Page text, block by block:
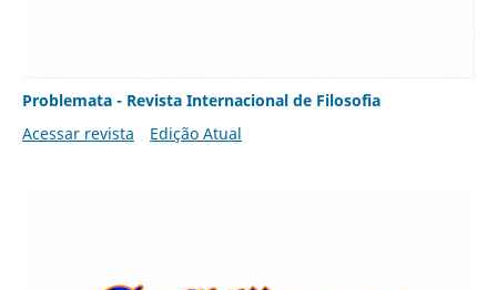
Problemata - Revista Internacional de Filosofia
Acessar revista
Edição Atual